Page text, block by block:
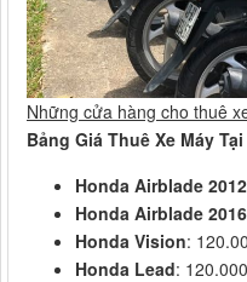
Những cửa hàng cho thuê
Bảng Giá Thuê Xe Máy
Honda Airblade 2012
Honda Airblade
Honda Vision:
Honda Lead: